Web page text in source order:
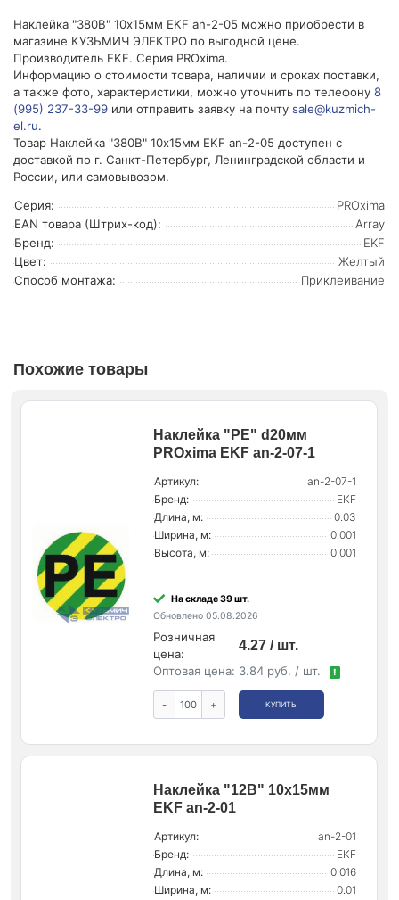
Наклейка "380В" 10х15мм EKF an-2-05 можно приобрести в
магазине КУЗЬМИЧ ЭЛЕКТРО по выгодной цене.
Производитель EKF. Серия PROxima.
Информацию о стоимости товара, наличии и сроках поставки,
а также фото, характеристики, можно уточнить по телефону 8
(995) 237-33-99 или отправить заявку на почту sale@kuzmich-
el.ru.
Товар Наклейка "380В" 10х15мм EKF an-2-05 доступен с
доставкой по г. Санкт-Петербург, Ленинградской области и
России, или самовывозом.
Серия:
PROxima
EAN товара (Штрих-код):
Array
Бренд:
EKF
Цвет:
Желтый
Способ монтажа:
Приклеивание
Похожие товары
Наклейка "PE" d20мм
PROxima EKF an-2-07-1
Артикул:
an-2-07-1
Бренд:
EKF
Длина, м:
0.03
Ширина, м:
0.001
Высота, м:
0.001
На складе 39 шт.
Обновлено 05.08.2026
Розничная
цена:
4.27 / шт.
Оптовая цена: 3.84 руб. / шт. !
- + КУПИТЬ
Наклейка "12В" 10х15мм
EKF an-2-01
Артикул:
an-2-01
Бренд:
EKF
Длина, м:
0.016
Ширина, м:
0.01